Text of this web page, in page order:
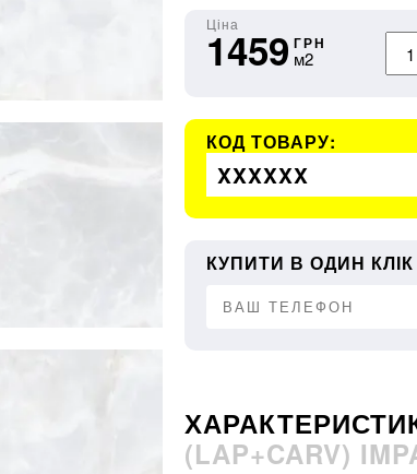
Ціна
1459 ГРН
м2
КОД ТОВАРУ:
XXXXXX
КУПИТИ В ОДИН КЛІК
(LAP+CARV)